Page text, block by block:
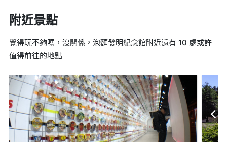
附近景點
覺得玩不夠嗎，沒關係，泡麵發明紀念館附近還有 10 處或許
值得前往的地點